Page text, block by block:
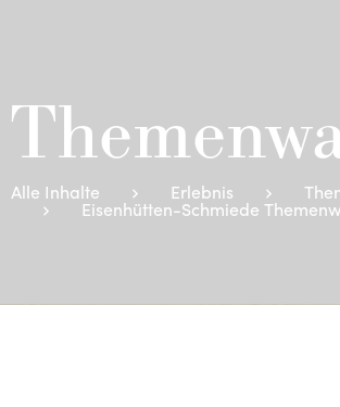
Alle Inhalte Erlebnis
Eisenhütten-Schmiede